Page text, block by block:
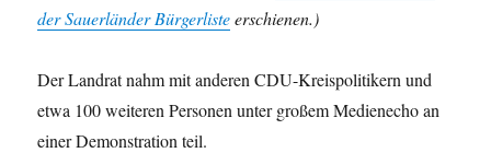
der Sauerländer Bürgerlisteerschienen.)
Der Landrat nahm mit anderen CDU-Kreispolitikern und
etwa 100 weiteren Personen unter großem Medienecho an
einer Demonstration teil.